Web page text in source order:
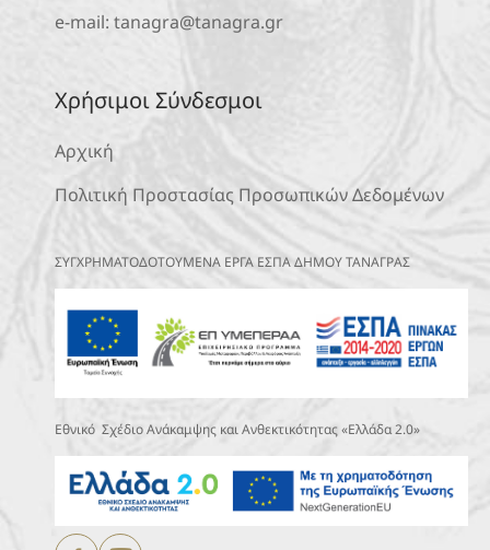
e-mail: tanagra@tanagra.gr
Χρήσιμοι Σύνδεσμοι
Αρχική
Πολιτική Προστασίας Προσωπικών Δεδομένων
ΣΥΓΧΡΗΜΑΤΟΔΟΤΟΥΜΕΝΑ ΕΡΓΑ ΕΣΠΑ ΔΗΜΟΥ ΤΑΝΑΓΡΑΣ
Εθνικό Σχέδιο Ανάκαμψης και Ανθεκτικότητας «Ελλάδα 2.0»